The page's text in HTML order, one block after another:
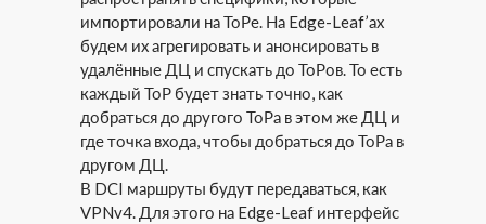
импортировали на ТоРе. На Edge-Leaf’ах
будем их агрегировать и анонсировать в
удалённые ДЦ и спускать до ТоРов. То есть
каждый ТоР будет знать точно, как
добраться до другого ТоРа в этом же ДЦ и
где точка входа, чтобы добраться до ТоРа в
другом ДЦ.
В DCI маршруты будут передаваться, как
VPNv4. Для этого на Edge-Leaf интерфейс